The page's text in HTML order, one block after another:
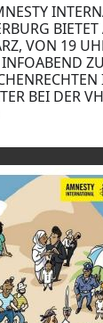
VON 19
ZU
BEI DER